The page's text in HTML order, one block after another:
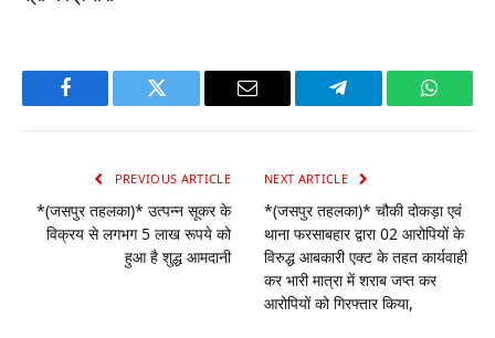
Facebook Twitter Email Telegram
PREVIOUS ARTICLE
*(जसपुर तहलका)* उत्पन्न सूकर के
विक्रय से लगभग 5 लाख रूपये को
हुआ है शुद्ध आमदानी
NEXT ARTICLE
*(जसपुर तहलका)* चौकी दोकड़ा एवं
थाना फरसाबहार द्वारा 02 आरोपियों के
विरुद्ध आबकारी एक्ट के तहत कार्यवाही
कर भारी मात्रा में शराब जप्त कर
आरोपियों को गिरफ्तार किया,